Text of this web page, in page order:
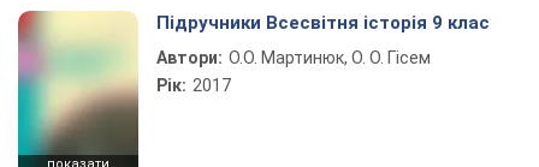
Підручники Всесвітня історія 9 клас
Автори: О.О. Мартинюк, О. О. Гісем
Рік: 2017